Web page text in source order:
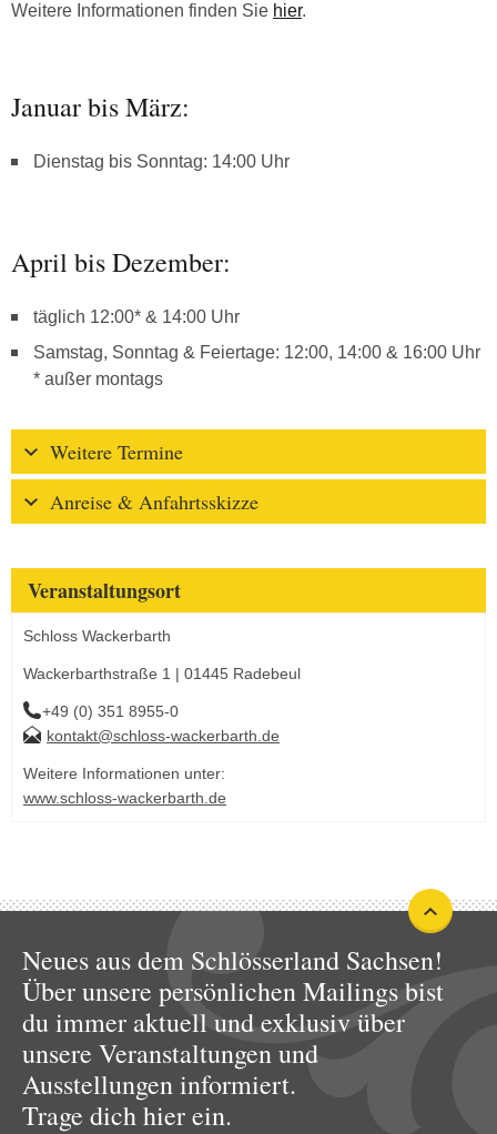
Weitere Informationen finden Sie hier.
Januar bis März:
Dienstag bis Sonntag: 14:00 Uhr
April bis Dezember:
täglich 12:00* & 14:00 Uhr
Samstag, Sonntag & Feiertage: 12:00, 14:00 & 16:00 Uhr
* außer montags
Weitere Termine
Anreise & Anfahrtsskizze
Veranstaltungsort
Schloss Wackerbarth
Wackerbarthstraße 1 | 01445 Radebeul
+49 (0) 351 8955-0
kontakt@schloss-wackerbarth.de
Weitere Informationen unter:
www.schloss-wackerbarth.de
Neues aus dem Schlösserland Sachsen!
Über unsere persönlichen Mailings bist
du immer aktuell und exklusiv über
unsere Veranstaltungen und
Ausstellungen informiert.
Trage dich hier ein.